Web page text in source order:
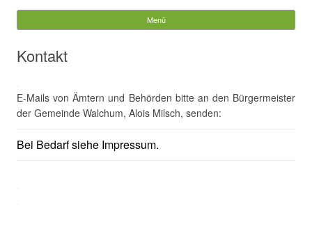
Gemeinde Walchum
Menü
Kontakt
E-Mails von Ämtern und Behörden bitte an den Bürgermeister
der Gemeinde Walchum, Alois Milsch, senden:
Bei Bedarf siehe Impressum.
.
.